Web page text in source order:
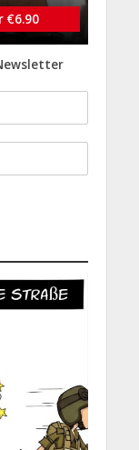
€6.90